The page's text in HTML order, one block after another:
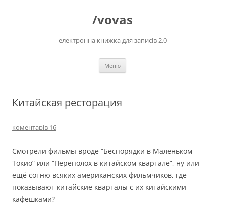
/vovas
електронна книжка для записів 2.0
Меню
Китайская ресторация
коментарів 16
Смотрели фильмы вроде “Беспорядки в Маленьком
Токио” или “Переполох в китайском квартале”, ну или
ещё сотню всяких американских фильмчиков, где
показывают китайские кварталы с их китайскими
кафешками?